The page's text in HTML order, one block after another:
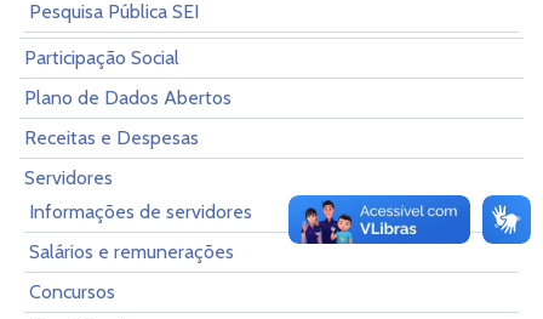
Pesquisa Pública SEI
Participação Social
Plano de Dados Abertos
Receitas e Despesas
Servidores
Informações de servidores
Salários e remunerações
Concursos